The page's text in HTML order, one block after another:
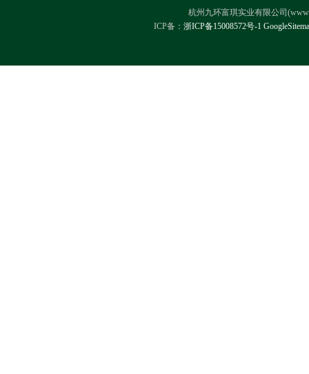
杭州九环富琪实业有限公司
ICP备： 浙ICP备15008572号-1